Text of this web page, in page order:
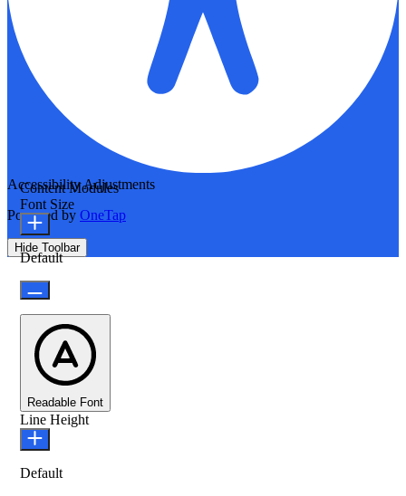
Accessibility Adjustments
Powered by OneTap
Hide Toolbar
Content Modules
Font Size
Default
Readable Font
Line Height
Default